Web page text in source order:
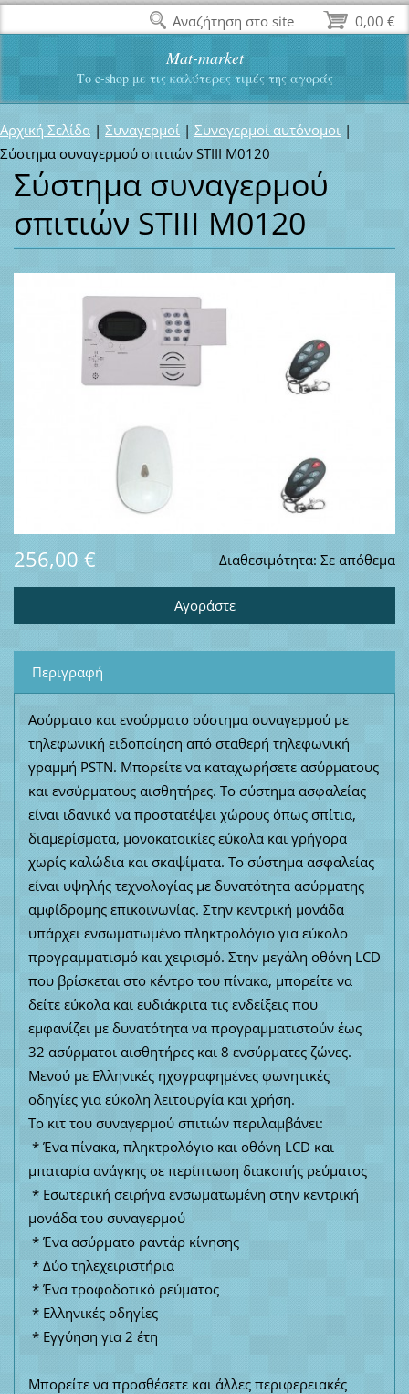
Mat-market
Το e-shop με τις καλύτερες τιμές της αγοράς
Αρχική Σελίδα | Συναγερμοί | Συναγερμοί αυτόνομοι |
Σύστημα συναγερμού σπιτιών STIII M0120
Σύστημα συναγερμού
σπιτιών STIII M0120
Διαθεσιμότητα: Σε απόθεμα
256,00 €
Περιγραφή
Ασύρματο και ενσύρματο σύστημα συναγερμού με
τηλεφωνική ειδοποίηση από σταθερή τηλεφωνική
γραμμή PSTN. Μπορείτε να καταχωρήσετε ασύρματους
και ενσύρματους αισθητήρες. Το σύστημα ασφαλείας
είναι ιδανικό να προστατέψει χώρους όπως σπίτια,
διαμερίσματα, μονοκατοικίες εύκολα και γρήγορα
χωρίς καλώδια και σκαψίματα. Το σύστημα ασφαλείας
είναι υψηλής τεχνολογίας με δυνατότητα ασύρματης
αμφίδρομης επικοινωνίας. Στην κεντρική μονάδα
υπάρχει ενσωματωμένο πληκτρολόγιο για εύκολο
προγραμματισμό και χειρισμό. Στην μεγάλη οθόνη LCD
που βρίσκεται στο κέντρο του πίνακα, μπορείτε να
δείτε εύκολα και ευδιάκριτα τις ενδείξεις που
εμφανίζει με δυνατότητα να προγραμματιστούν έως
32 ασύρματοι αισθητήρες και 8 ενσύρματες ζώνες.
Μενού με Ελληνικές ηχογραφημένες φωνητικές
οδηγίες για εύκολη λειτουργία και χρήση.
Το κιτ του συναγερμού σπιτιών περιλαμβάνει:
* Ένα πίνακα, πληκτρολόγιο και οθόνη LCD και
μπαταρία ανάγκης σε περίπτωση διακοπής ρεύματος
* Εσωτερική σειρήνα ενσωματωμένη στην κεντρική
μονάδα του συναγερμού
* Ένα ασύρματο ραντάρ κίνησης
* Δύο τηλεχειριστήρια
* Ένα τροφοδοτικό ρεύματος
* Ελληνικές οδηγίες
* Εγγύηση για 2 έτη
Μπορείτε να προσθέσετε και άλλες περιφερειακές
0,00 €
Αναζήτηση στο site